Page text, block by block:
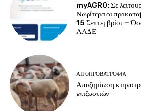
myAGRO: Σε
Νωρίτερα οι
15 Σεπτεμβρίου –
ΑΑΔΕ
ΑΙΓΟΠΡΟΒΑΤΡΟΦΊΑ
Αποζημίωση
επιζωοτιών